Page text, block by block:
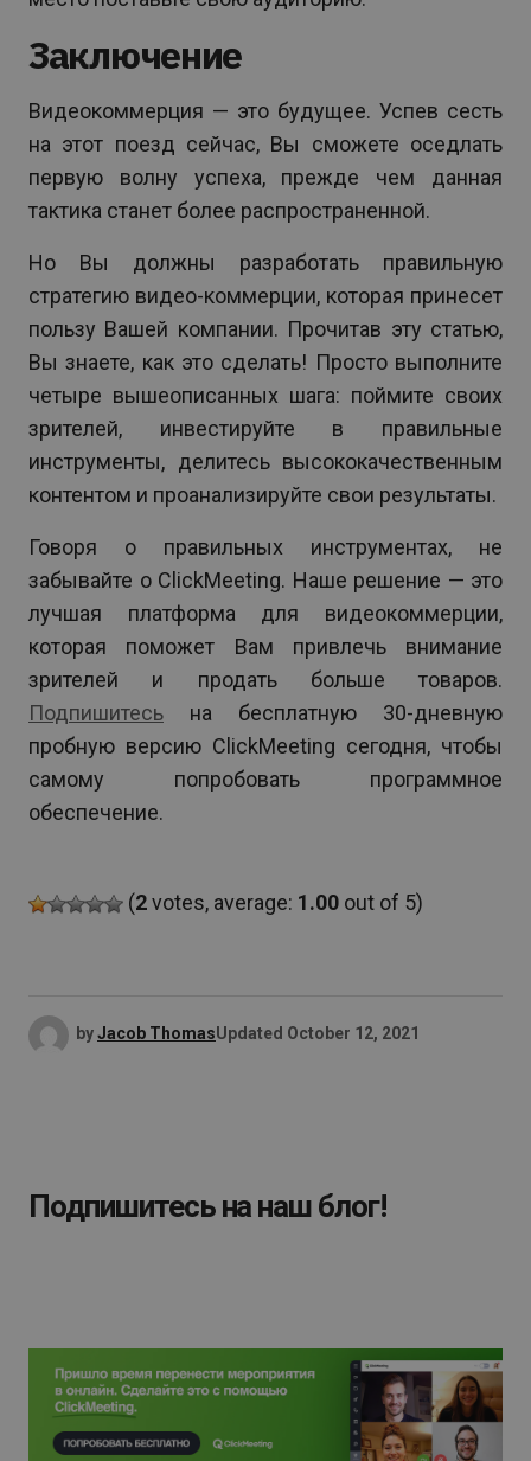
Заключение
Видеокоммерция — это будущее. Успев сесть
на этот поезд сейчас, Вы сможете оседлать
первую волну успеха, прежде чем данная
тактика станет более распространенной.
Но Вы должны разработать правильную
стратегию видео-коммерции, которая принесет
пользу Вашей компании. Прочитав эту статью,
Вы знаете, как это сделать! Просто выполните
четыре вышеописанных шага: поймите своих
зрителей, инвестируйте в правильные
инструменты, делитесь высококачественным
контентом и проанализируйте свои результаты.
Говоря о правильных инструментах, не
забывайте о ClickMeeting. Наше решение — это
лучшая платформа для видеокоммерции,
которая поможет Вам привлечь внимание
зрителей и продать больше товаров.
Подпишитесь на бесплатную 30-дневную
пробную версию ClickMeeting сегодня, чтобы
самому попробовать программное
обеспечение.
(2votes, average: 1.00 out of 5)
byJacob ThomasUpdated October 12, 2021
Подпишитесь на наш блог!